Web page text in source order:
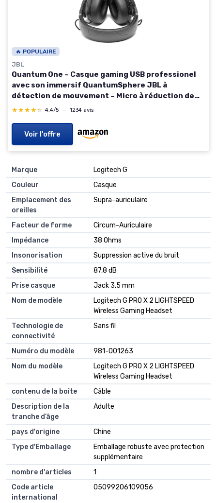
🔥 POPULAIRE
JBL
Quantum One – Casque gaming USB professionel
avec son immersif QuantumSphere JBL à
détection de mouvement – Micro à réduction de
bruit – Compatible avec PC, Playstation, Xbox –
★★★★★
★★★★★ 4,4/5 — 1234 avis
Voir l'offre
Marque
Logitech G
Couleur
Casque
Emplacement des
oreilles
Supra-auriculaire
Facteur de forme
Circum-Auriculaire
Impédance
38 Ohms
Insonorisation
Suppression active du bruit
Sensibilité
87,8 dB
Prise casque
Jack 3,5 mm
Nom de modèle
Logitech G PRO X 2 LIGHTSPEED
Wireless Gaming Headset
Technologie de
connectivité
Sans fil
Numéro du modèle
981-001263
Nom du modèle
Logitech G PRO X 2 LIGHTSPEED
Wireless Gaming Headset
contenu de la boîte
Câble
Description de la
tranche d’âge
Adulte
pays d'origine
Chine
Type d'Emballage
Emballage robuste avec protection
supplémentaire
nombre d'articles
1
Code article
international
05099206109056